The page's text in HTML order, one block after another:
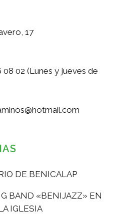
17
02 (Lunes y jueves de
DE BENICALAP
BAND «BENIJAZZ» EN
IGLESIA